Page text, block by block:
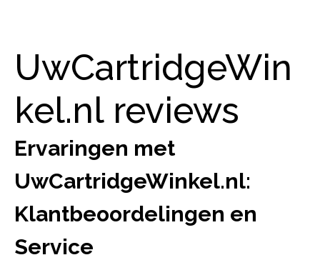
UwCartridgeWin
kel.nl reviews
Ervaringen met
UwCartridgeWinkel.nl:
Klantbeoordelingen en
Service